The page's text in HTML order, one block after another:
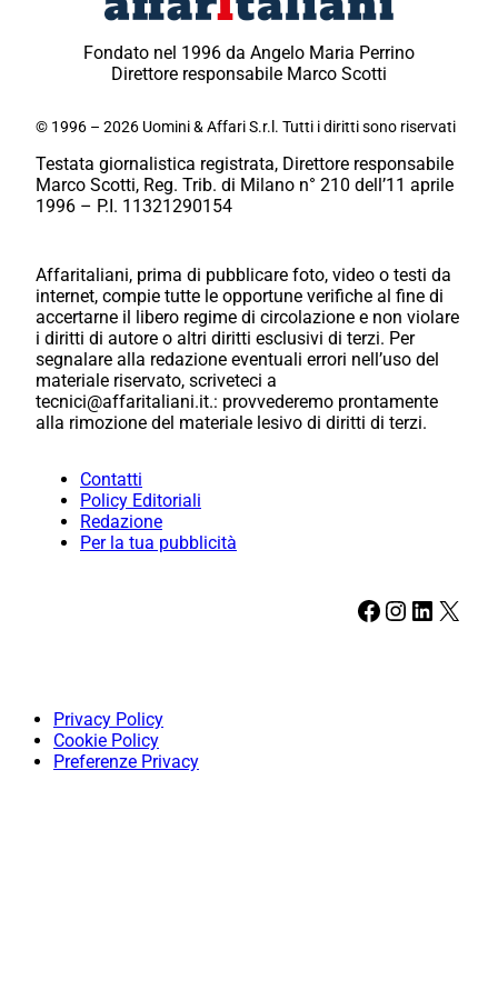
Fondato nel 1996 da Angelo Maria Perrino
Direttore responsabile Marco Scotti
© 1996 – 2026 Uomini & Affari S.r.l. Tutti i diritti sono riservati
Testata giornalistica registrata, Direttore responsabile
Marco Scotti, Reg. Trib. di Milano n° 210 dell’11 aprile
1996 – P.I. 11321290154
Affaritaliani, prima di pubblicare foto, video o testi da
internet, compie tutte le opportune verifiche al fine di
accertarne il libero regime di circolazione e non violare
i diritti di autore o altri diritti esclusivi di terzi. Per
segnalare alla redazione eventuali errori nell’uso del
materiale riservato, scriveteci a
tecnici@affaritaliani.it.: provvederemo prontamente
alla rimozione del materiale lesivo di diritti di terzi.
Contatti
Policy Editoriali
Redazione
Per la tua pubblicità
Facebook Instagram LinkedIn X
Privacy Policy
Cookie Policy
Preferenze Privacy